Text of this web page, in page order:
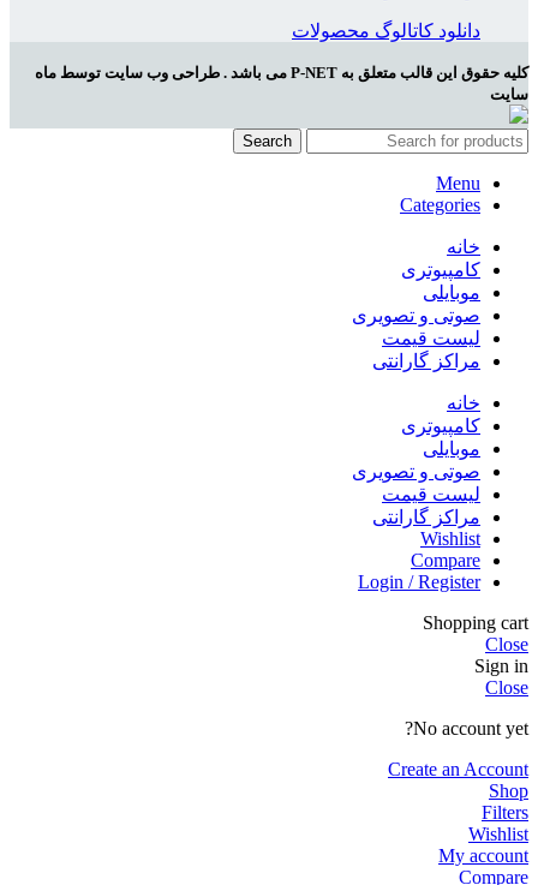
دانلود کاتالوگ محصولات
کلیه حقوق این قالب متعلق به P-NET می باشد . طراحی وب سایت توسط ماه
سایت
Search
Menu
Categories
خانه
کامپیوتری
موبایلی
صوتی و تصویری
لیست قیمت
مراکز گارانتی
خانه
کامپیوتری
موبایلی
صوتی و تصویری
لیست قیمت
مراکز گارانتی
Wishlist
Compare
Login / Register
Shopping cart
Close
Sign in
Close
No account yet?
Create an Account
Shop
Filters
Wishlist
My account
Compare